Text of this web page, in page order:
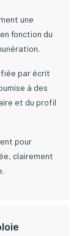
une
fonction du
par écrit
à des
et du profil
pour
clairement